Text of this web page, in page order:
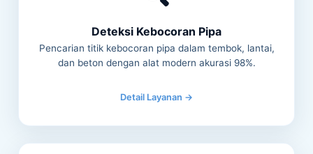
Deteksi Kebocoran Pipa
Pencarian titik kebocoran pipa dalam tembok, lantai,
dan beton dengan alat modern akurasi 98%.
Detail Layanan →